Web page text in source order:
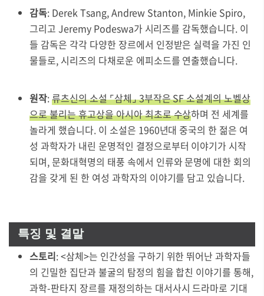
감독: Derek Tsang, Andrew Stanton, Minkie Spiro,
그리고 Jeremy Podeswa가 시리즈를 감독했습니다. 이
들 감독은 각각 다양한 장르에서 인정받은 실력을 가진 인
물들로, 시리즈의 다채로운 에피소드를 연출했습니다.
원작:류츠신의 소설 ⌜삼체⌟ 3부작은 SF 소설계의 노벨상
으로 불리는 휴고상을 아시아 최초로 수상하며 전 세계를
놀라게 했습니다. 이 소설은 1960년대 중국의 한 젊은 여
성 과학자가 내린 운명적인 결정으로부터 이야기가 시작
되며, 문화대혁명의 태풍 속에서 인류와 문명에 대한 회의
감을 갖게 된 한 여성 과학자의 이야기를 담고 있습니다.
특징 및 결말
스토리: <삼체>는 인간성을 구하기 위한 뛰어난 과학자들
의 긴밀한 집단과 불굴의 탐정의 힘을 합친 이야기를 통해,
과학-판타지 장르를 재정의하는 대서사시 드라마로 기대